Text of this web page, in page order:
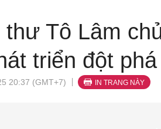
Tô Lâm
triển đột
20:37 (GMT+7) IN TRANG NÀY